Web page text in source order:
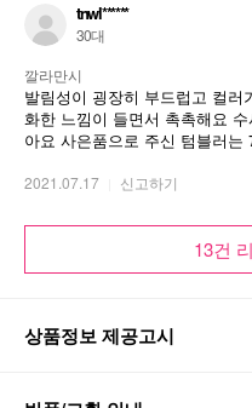
합니다
tnwl******
30대
깔라만시
발림성이 굉장히 부드럽고 컬
화한 느낌이 들면서 촉촉해요
아요 사은품으로 주신 텀블러는
이 너무 빨개서 바르기가 좀 부
립밤 컬러가 많이 아쉽네요
2021.07.17 신고하기
13건
상품정보 제공고시